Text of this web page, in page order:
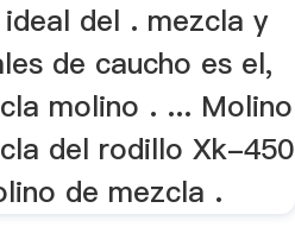
del . mezcla y
de caucho es el,
molino . ... Molino
del rodillo Xk-450
de mezcla .